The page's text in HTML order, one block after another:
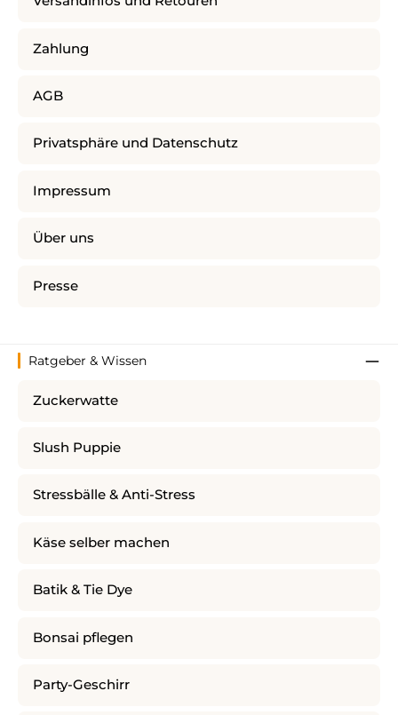
Zahlung
AGB
Privatsphäre und Datenschutz
Impressum
Über uns
Presse
Ratgeber & Wissen
Zuckerwatte
Slush Puppie
Stressbälle & Anti-Stress
Käse selber machen
Batik & Tie Dye
Bonsai pflegen
Party-Geschirr